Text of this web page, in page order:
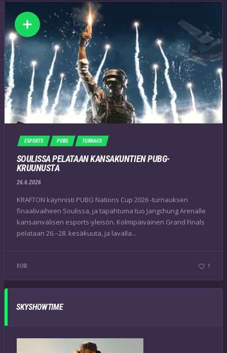
ESPORTS PUBG TURNAUS
SOULISSA PELATAAN KANSAKUNTIEN PUBG-
KRUUNUSTA
26.6.2026
KRAFTON käynnisti PUBG Nations Cup 2026 -turnauksen
finaalivaiheen Soulissa, ja tapahtuma tuo Jangchung Arenalle
kansainvälisen esports-yleisön. Kolmipäiväinen Grand Finals
pelataan 26.–28. kesäkuuta, ja lavalla...
BOSS 1
SKYSHOWTIME